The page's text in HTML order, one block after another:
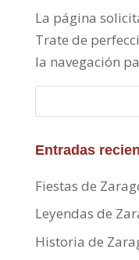
La página
Trate de
la navegación
Entradas
Fiestas de
Leyendas de
Historia de